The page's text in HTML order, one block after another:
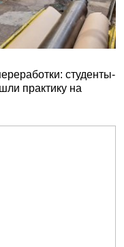
студенты-
практику на